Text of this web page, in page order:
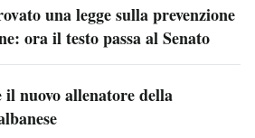
una legge sulla prevenzione
ora il testo passa al Senato
nuovo allenatore della